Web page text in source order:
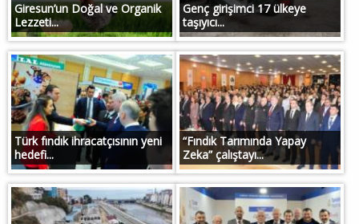
Giresun’un Doğal ve Organik
Lezzeti...
Genç girişimci 17 ülkeye
taşıyıcı...
Türk fındık ihracatçısının yeni
hedefi...
“Fındık Tarımında Yapay
Zeka” çalıştayı...